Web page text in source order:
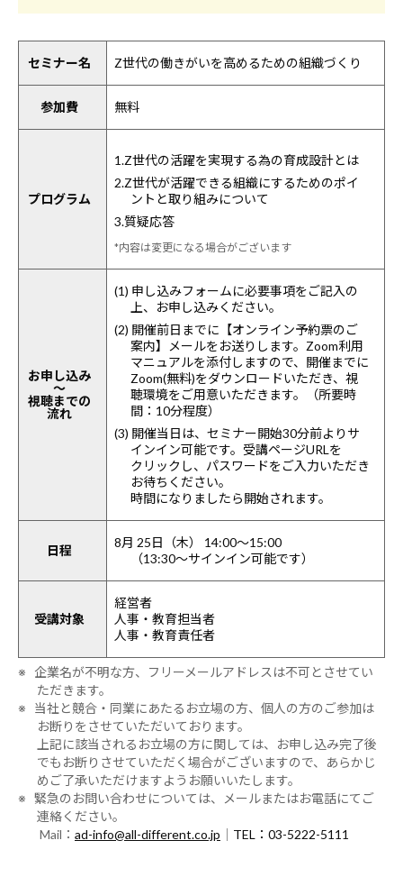
セミナー名 Z世代の働きがいを高めるための組織づくり
参加費 無料
プログラム
1.Z世代の活躍を実現する為の育成設計とは
2.Z世代が活躍できる組織にするためのポイ
ントと取り組みについて
3.質疑応答
*内容は変更になる場合がございます
お申し込み
～
視聴までの
流れ
(1) 申し込みフォームに必要事項をご記入の
上、お申し込みください。
(2) 開催前日までに【オンライン予約票のご
案内】メールをお送りします。Zoom利用
マニュアルを添付しますので、開催までに
Zoom(無料)をダウンロードいただき、視
聴環境をご用意いただきます。（所要時
間：10分程度）
(3) 開催当日は、セミナー開始30分前よりサ
インイン可能です。受講ページURLを
クリックし、パスワードをご入力いただき
お待ちください。
時間になりましたら開始されます。
日程
8月 25日（木） 14:00～15:00
（13:30～サインイン可能です）
受講対象
経営者
人事・教育担当者
人事・教育責任者
※ 企業名が不明な方、フリーメールアドレスは不可とさせてい
ただきます。
※ 当社と競合・同業にあたるお立場の方、個人の方のご参加は
お断りをさせていただいております。
上記に該当されるお立場の方に関しては、お申し込み完了後
でもお断りさせていただく場合がございますので、あらかじ
めご了承いただけますようお願いいたします。
※ 緊急のお問い合わせについては、メールまたはお電話にてご
連絡ください。
Mail： ad-info@all-different.co.jp TEL：03-5222-5111